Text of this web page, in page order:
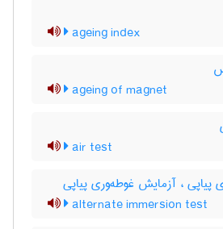
ageing index
ageing of magnet
air test
، آزمایش غوطه‌وری پیاپی
alternate immersion test